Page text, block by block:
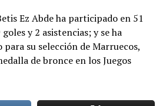
Ez Abde ha participado en 51
y 2 asistencias; y se ha
su selección de Marruecos,
de bronce en los Juegos